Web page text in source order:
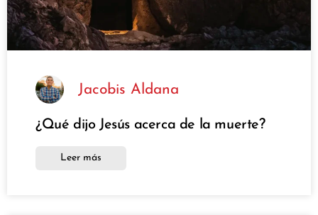
Jacobis Aldana
¿Qué dijo Jesús acerca de la muerte?
Leer más